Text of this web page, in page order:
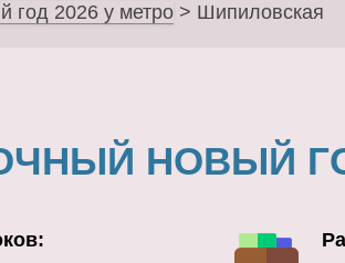
год 2026 у метро > Шипиловская
НОВЫЙ